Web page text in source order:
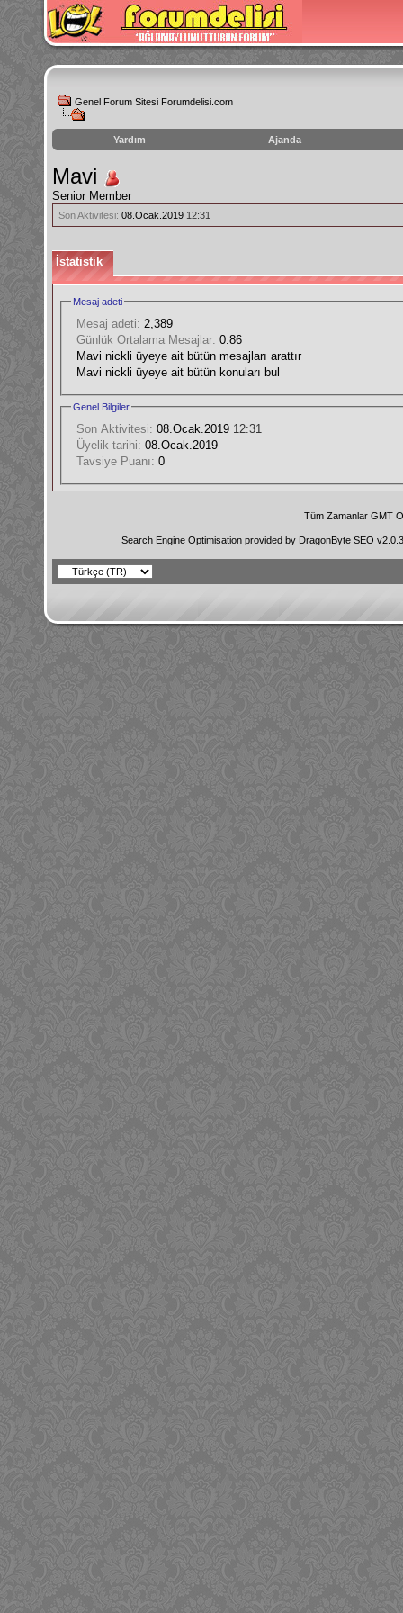
Genel Forum Sitesi Forumdelisi.com
Yardım Ajanda
instagram
izlenme
hilesi
Mavi
Senior Member
Son Aktivitesi: 08.Ocak.2019 12:31
İstatistik
Mesaj adeti
Mesaj adeti: 2,389
Günlük Ortalama Mesajlar: 0.86
Mavi nickli üyeye ait bütün mesajları arattır
Mavi nickli üyeye ait bütün konuları bul
Genel Bilgiler
Son Aktivitesi: 08.Ocak.2019 12:31
Üyelik tarihi: 08.Ocak.2019
Tavsiye Puanı: 0
Tüm Zamanlar GMT
Search Engine Optimisation provided by DragonByte SEO